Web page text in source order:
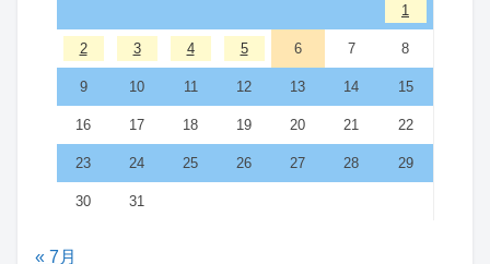
1
2 3 4 5 6 7 8
9 10 11 12 13 14 15
16 17 18 19 20 21 22
23 24 25 26 27 28 29
30 31
« 7月